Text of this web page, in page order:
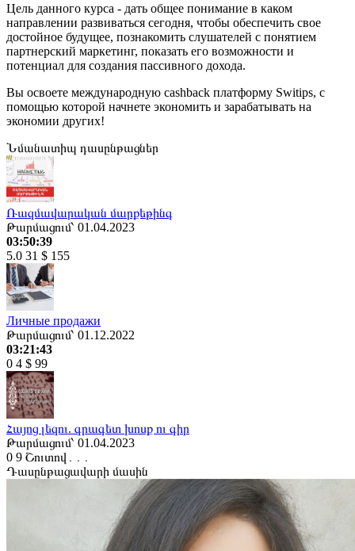
Цель данного курса - дать общее понимание в каком
направлении развиваться сегодня, чтобы обеспечить свое
достойное будущее, познакомить слушателей с понятием
партнерский маркетинг, показать его возможности и
потенциал для создания пассивного дохода.
Вы освоете международную cashback платформу Switips, с
помощью которой начнете экономить и зарабатывать на
экономии других!
Նմանատիպ դասընթացներ
Ռազմավարական մարքեթինգ
Թարմացում՝ 01.04.2023
03:50:39
5.0 31 $ 155
Личные продажи
Թարմացում՝ 01.12.2022
03:21:43
0 4 $ 99
Հայոց լեզու. գրագետ խոսք ու գիր
Թարմացում՝ 01.04.2023
0 9 Շուտով․․․
Դասընթացավարի մասին